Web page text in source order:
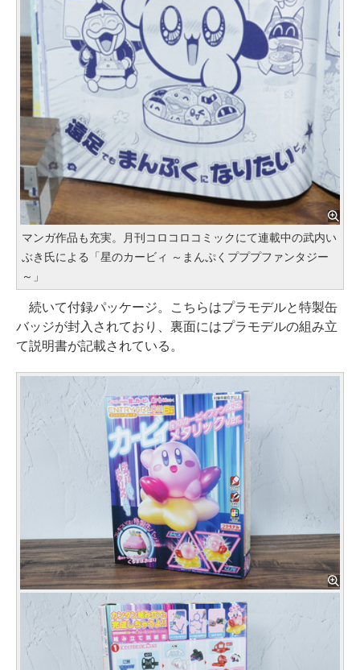
マンガ作品も充実。月刊コロコロコミックにて連載中の武内い
ぶき氏による「星のカービィ ～まんぷくプププファンタジー
～」
続いて付録パッケージ。こちらはプラモデルと特製缶
バッジが封入されており、裏面にはプラモデルの組み立
て説明書が記載されている。